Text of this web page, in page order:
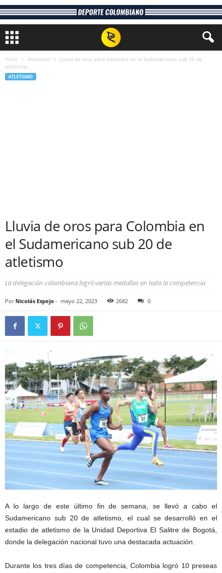
Inicio Atletismo
Lluvia de oros para Colombia en el Sudamericano sub 20 de
atletismo
ATLETISMO
Lluvia de oros para Colombia en
el Sudamericano sub 20 de
atletismo
La delegación colombiana logró varias medallas en toda la competencia
Por Nicolás Espejo - mayo 22, 2023 2682 0
A lo largo de este último fin de semana, se llevó a cabo el
Sudamericano sub 20 de atletismo, el cual se desarrolló en el
estadio de atletismo de la Unidad Deportiva El Salitre de Bogotá,
donde la delegación nacional tuvo una destacada actuación.
Durante los tres días de competencia, Colombia logró 10 preseas